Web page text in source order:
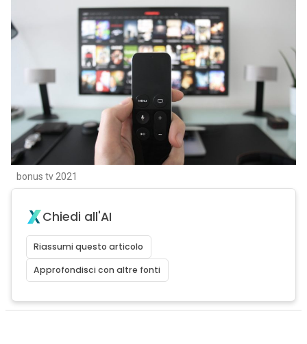
bonus tv 2021
Chiedi all'AI
Riassumi questo articolo
Approfondisci con altre fonti